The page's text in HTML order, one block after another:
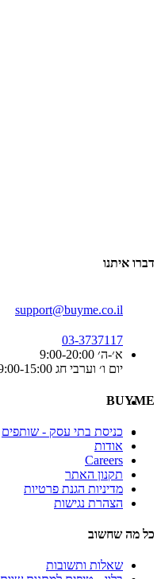
דברו איתנו
support@buyme.co.il
03-3737117
א׳-ה׳ 9:00-20:00
יום ו׳ וערבי חג 9:00-15:00
BUYME
כניסת בתי עסק - שותפים
אודות
Careers
תקנון האתר
מדיניות הגנת פרטיות
הצהרת נגישות
כל מה שחשוב
שאלות ותשובות